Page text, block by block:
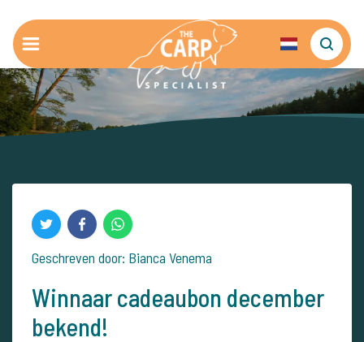
Geschreven door: Bianca Venema
Winnaar cadeaubon december
bekend!